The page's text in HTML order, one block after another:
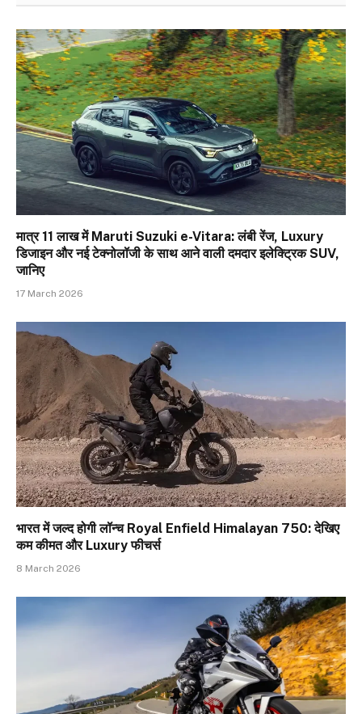
मात्र ₹11 लाख में Maruti Suzuki e-Vitara: लंबी रेंज, Luxury
डिजाइन और नई टेक्नोलॉजी के साथ आने वाली दमदार इलेक्ट्रिक SUV,
जानिए
17 March 2026
भारत में जल्द होगी लॉन्च Royal Enfield Himalayan 750: देखिए
कम कीमत और Luxury फीचर्स
8 March 2026